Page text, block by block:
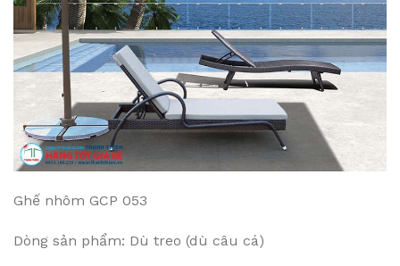
Ghế nhôm GCP 053
Dòng sản phẩm: Dù treo (dù câu cá)